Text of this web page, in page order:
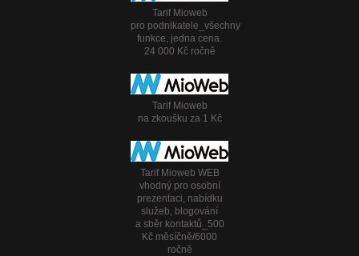
Tarif Mioweb
pro podnikatele_všechny
funkce, jedna cena.
24 000 Kč ročně
Tarif Mioweb
na zkoušku za 1 Kč
Tarif Mioweb WEB
vhodný pro osobní
prezentaci, nabídku
služeb, blogování
a sběr kontaktů_500
Kč měsíčně/6000
ročně